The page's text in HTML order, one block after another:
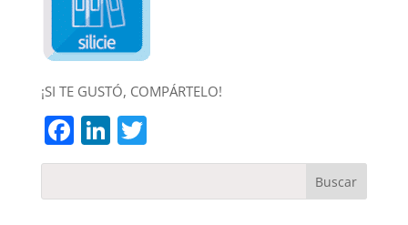
¡SI TE GUSTÓ, COMPÁRTELO!
Facebook
LinkedIn
Twitter